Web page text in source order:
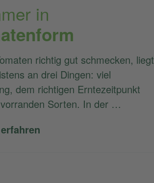
in
richtig gut schmecken, liegt
an drei Dingen: viel
dem richtigen Erntezeitpunkt
Sorten. In der …